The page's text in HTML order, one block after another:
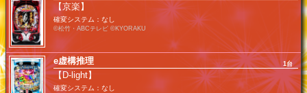
【京楽】
確変システム：なし
©松竹・ABCテレビ ©KYORAKU
1台
e虚構推理
【D-light】
確変システム：なし